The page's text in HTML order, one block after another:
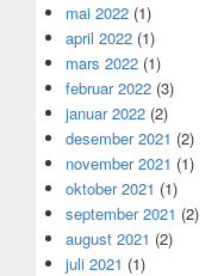
mai 2022 (1)
april 2022 (1)
mars 2022 (1)
februar 2022 (3)
januar 2022 (2)
desember 2021 (2)
november 2021 (1)
oktober 2021 (1)
september 2021 (2)
august 2021 (2)
juli 2021 (1)